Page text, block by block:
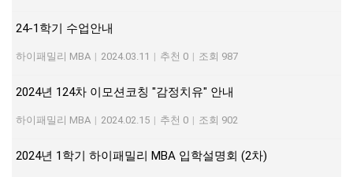
24-1학기 수업안내
하이패밀리 MBA | 2024.03.11 | 추천 0 | 조회 987
2024년 124차 이모션코칭 "감정치유" 안내
하이패밀리 MBA | 2024.02.15 | 추천 0 | 조회 902
2024년 1학기 하이패밀리 MBA 입학설명회 (2차)